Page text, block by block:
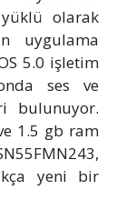
olarak
uygulama
5.0 işletim
ses ve
bulunuyor.
1.5 gb ram
yeni bir